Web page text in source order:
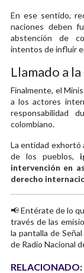
En ese sentido,
naciones deben
abstención de
intentos de influir
Llamado a
Finalmente, el
a los actores
responsabilidad
colombiano.
La entidad exhortó
de los pueblos,
intervención en
derecho
📢 Entérate de lo
través de las
la pantalla de
de Radio Nacional
RELACIONADO: